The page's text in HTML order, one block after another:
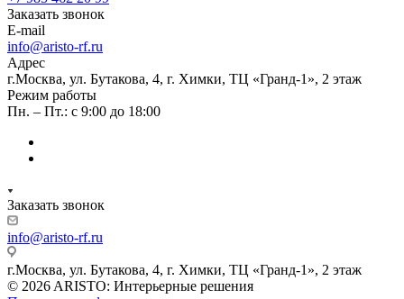
Заказать звонок
E-mail
info@aristo-rf.ru
Адрес
г.Москва, ул. Бутакова, 4, г. Химки, ТЦ «Гранд-1», 2 этаж
Режим работы
Пн. – Пт.: с 9:00 до 18:00
Заказать звонок
info@aristo-rf.ru
г.Москва, ул. Бутакова, 4, г. Химки, ТЦ «Гранд-1», 2 этаж
© 2026 ARISTO: Интерьерные решения